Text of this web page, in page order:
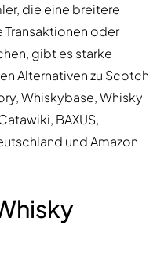
die eine breitere
oder
gibt es starke
Alternativen zu Scotch
Whiskybase, Whisky
BAXUS,
und Amazon